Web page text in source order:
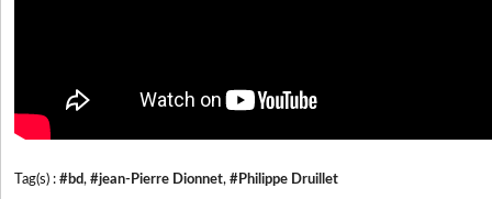
Tag(s) : #bd, #jean-Pierre Dionnet, #Philippe Druillet